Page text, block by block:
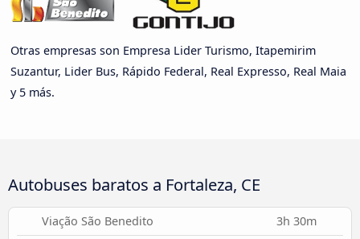
Otras empresas son Empresa Lider Turismo, Itapemirim
Suzantur, Lider Bus, Rápido Federal, Real Expresso, Real Maia
y 5 más.
Autobuses baratos a Fortaleza, CE
Viação São Benedito 3h 30m